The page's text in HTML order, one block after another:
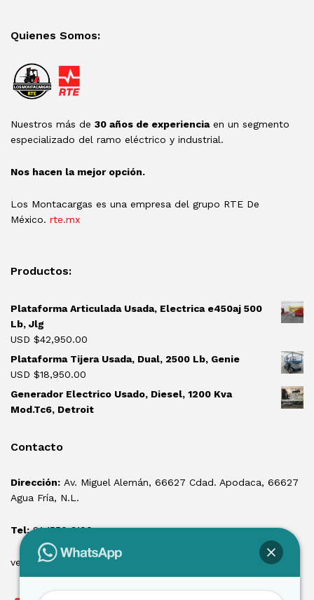
Quienes Somos:
Nuestros más de 30 años de experienciaen un segmento
especializado del ramo eléctrico y industrial.
Nos hacen la mejor opción.
Los Montacargas es una empresa del grupo RTE De
México. rte.mx
Productos:
Plataforma Articulada Usada, Electrica e450aj 500
Lb, Jlg
USD $42,950.00
Plataforma Tijera Usada, Dual, 2500 Lb, Genie
USD $18,950.00
Generador Electrico Usado, Diesel, 1200 Kva
Mod.Tc6, Detroit
Contacto
Dirección: Av. Miguel Alemán, 66627 Cdad. Apodaca, 66627
Agua Fría, N.L.
Tel:81 1550 3100
ventas@losmontacargas.mx